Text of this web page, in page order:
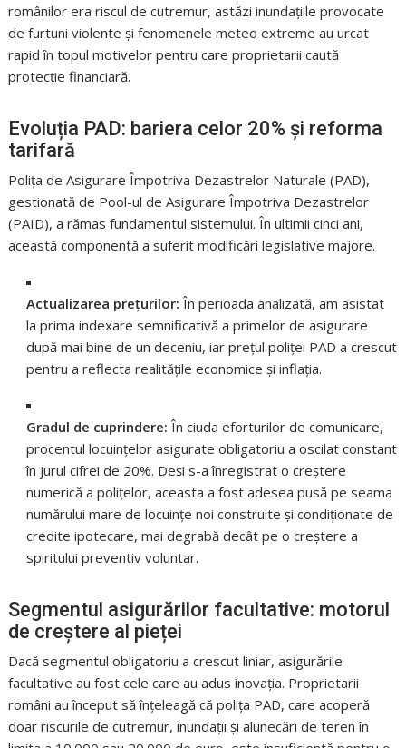
românilor era riscul de cutremur, astăzi inundațiile provocate
de furtuni violente și fenomenele meteo extreme au urcat
rapid în topul motivelor pentru care proprietarii caută
protecție financiară.
Evoluția PAD: bariera celor 20% și reforma
tarifară
Polița de Asigurare Împotriva Dezastrelor Naturale (PAD),
gestionată de Pool-ul de Asigurare Împotriva Dezastrelor
(PAID), a rămas fundamentul sistemului. În ultimii cinci ani,
această componentă a suferit modificări legislative majore.
Actualizarea prețurilor: În perioada analizată, am asistat
la prima indexare semnificativă a primelor de asigurare
după mai bine de un deceniu, iar prețul poliței PAD a crescut
pentru a reflecta realitățile economice și inflația.
Gradul de cuprindere: În ciuda eforturilor de comunicare,
procentul locuințelor asigurate obligatoriu a oscilat constant
în jurul cifrei de 20%. Deși s-a înregistrat o creștere
numerică a polițelor, aceasta a fost adesea pusă pe seama
numărului mare de locuințe noi construite și condiționate de
credite ipotecare, mai degrabă decât pe o creștere a
spiritului preventiv voluntar.
Segmentul asigurărilor facultative: motorul
de creștere al pieței
Dacă segmentul obligatoriu a crescut liniar, asigurările
facultative au fost cele care au adus inovația. Proprietarii
români au început să înțeleagă că polița PAD, care acoperă
doar riscurile de cutremur, inundații și alunecări de teren în